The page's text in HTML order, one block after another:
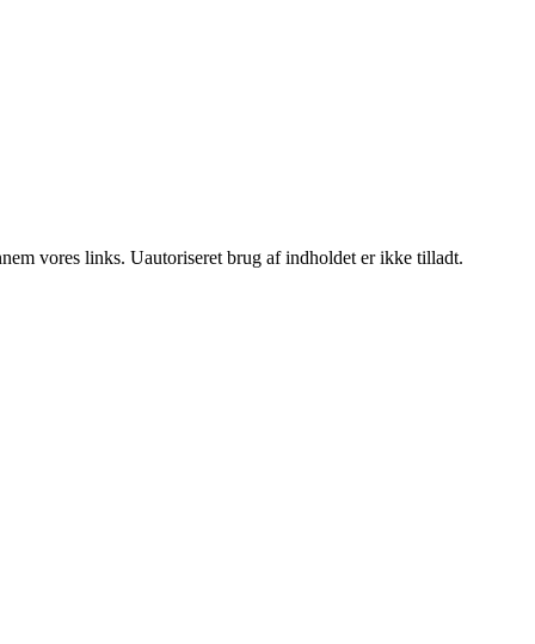
vores links. Uautoriseret brug af indholdet er ikke tilladt.